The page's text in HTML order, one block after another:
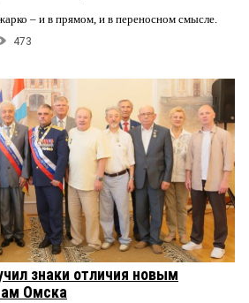
– и в прямом, и в переносном смысле.
473
знаки отличия новым
Омска